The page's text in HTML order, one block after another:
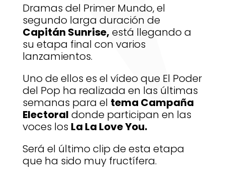
Dramas del Primer Mundo, el
segundo larga duración de
Capitán Sunrise, está llegando a
su etapa final con varios
lanzamientos.
Uno de ellos es el vídeo que El Poder
del Pop ha realizada en las últimas
semanas para el tema Campaña
Electoral donde participan en las
voces los La La Love You.
Será el último clip de esta etapa
que ha sido muy fructífera.